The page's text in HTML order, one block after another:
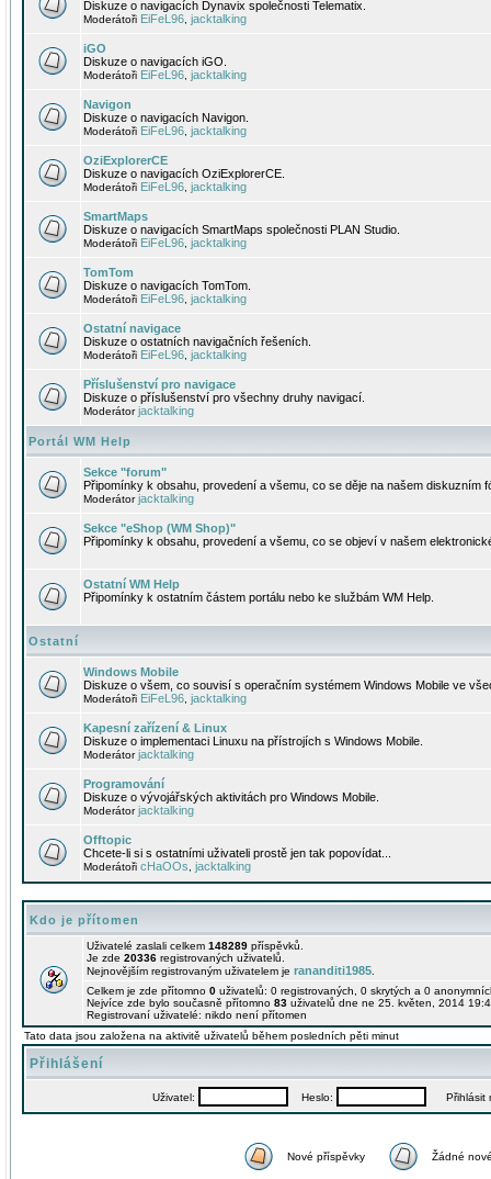
Diskuze o navigacích Dynavix společnosti Telematix.
Moderátoři EiFeL96 jacktalking
iGO
Diskuze o navigacích iGO.
Moderátoři EiFeL96 jacktalking
Navigon
Diskuze o navigacích Navigon.
Moderátoři EiFeL96 jacktalking
OziExplorerCE
Diskuze o navigacích OziExplorerCE.
Moderátoři EiFeL96 jacktalking
SmartMaps
Diskuze o navigacích SmartMaps společnosti PLAN Studio.
Moderátoři EiFeL96 jacktalking
TomTom
Diskuze o navigacích TomTom.
Moderátoři EiFeL96 jacktalking
Ostatní navigace
Diskuze o ostatních navigačních řešeních.
Moderátoři EiFeL96 jacktalking
Příslušenství pro navigace
Diskuze o příslušenství pro všechny druhy navigací.
Moderátorjacktalking
Portál WM Help
Sekce "forum"
Připomínky k obsahu, provedení a všemu, co se děje na našem diskuzním
Moderátorjacktalking
Sekce "eShop (WM Shop)"
Připomínky k obsahu, provedení a všemu, co se objeví v našem
Ostatní WM Help
Připomínky k ostatním částem portálu nebo ke službám WM Help.
Ostatní
Windows Mobile
Diskuze o všem, co souvisí s operačním systémem Windows Mobile ve
Moderátoři EiFeL96 jacktalking
Kapesní zařízení & Linux
Diskuze o implementaci Linuxu na přístrojích s Windows Mobile.
Moderátorjacktalking
Programování
Diskuze o vývojářských aktivitách pro Windows Mobile.
Moderátorjacktalking
Offtopic
Chcete-li si s ostatními uživateli prostě jen tak popovídat...
Moderátoři cHaOOs jacktalking
Kdo je přítomen
Uživatelé zaslali celkem 148289 příspěvků.
Je zde 20336 registrovaných uživatelů.
Nejnovějším registrovaným uživatelem je rananditi1985
Celkem je zde přítomno 0 uživatelů: 0 registrovaných, 0 skrytých a 0
Nejvíce zde bylo současně přítomno 83 uživatelů dne ne 25. květen, 2014
Registrovaní uživatelé: nikdo není přítomen
Tato data jsou založena na aktivitě uživatelů během posledních pěti minut
Přihlášení
Uživatel: Heslo: Přihlásit
Nové příspěvky Žádné